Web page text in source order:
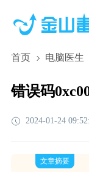
首页 电脑医生
错误码
2024-01-24
文章摘要